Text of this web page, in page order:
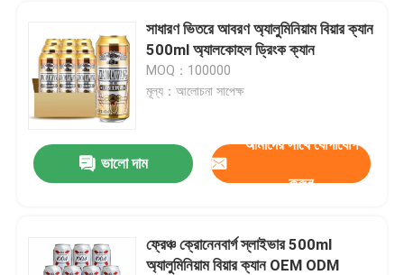
সাধারণ ভিতরে আবরণ অ্যালুমিনিয়াম বিয়ার ক্যান
500ml অ্যালকোহল ড্রিংক ক্যান
MOQ：100000
মূল্য：আলোচনা সাপেক্ষ
ভালো দাম
আমাদের সাথে যোগাযোগ
করুন
ফ্রেঞ্চ ক্রোনেনবার্গ স্লাইভার 500ml
অ্যালুমিনিয়াম বিয়ার ক্যান OEM ODM